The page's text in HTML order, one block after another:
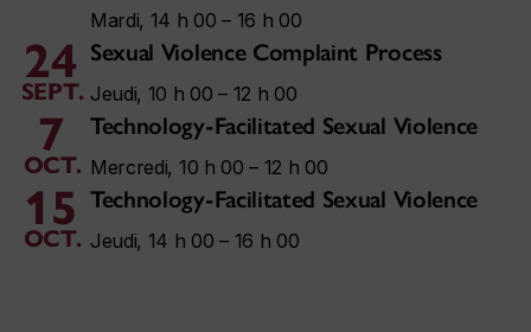
Mardi, 14 h 00 – 16 h 00
24
SEPT.
Sexual Violence Complaint Process
Jeudi, 10 h 00 – 12 h 00
7
OCT.
Technology-Facilitated Sexual Violence
Mercredi, 10 h 00 – 12 h 00
15
OCT.
Technology-Facilitated Sexual Violence
Jeudi, 14 h 00 – 16 h 00